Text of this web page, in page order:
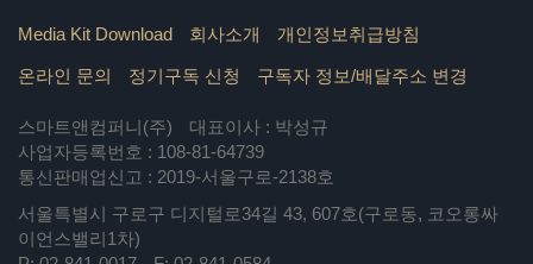
Media Kit Download 회사소개 개인정보취급방침
온라인 문의 정기구독 신청 구독자 정보/배달주소 변경
스마트앤컴퍼니(주)
대표이사 : 박성규
사업자등록번호 : 108-81-64739
통신판매업신고 : 2019-서울구로-2138호
서울특별시 구로구 디지털로34길 43, 607호(구로동, 코오롱싸
이언스밸리1차)